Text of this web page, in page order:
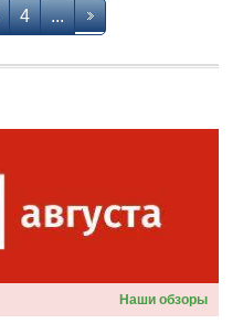
4 ...
Наши обзоры